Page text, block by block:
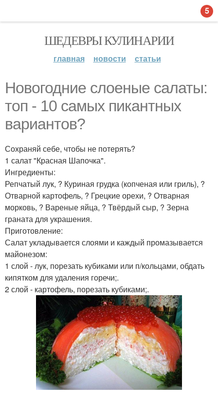
ШЕДЕВРЫ КУЛИНАРИИ
главная новости статьи
Новогодние слоеные салаты:
топ - 10 самых пикантных
вариантов?
Сохраняй себе, чтобы не потерять?
1 салат "Красная Шапочка".
Ингредиенты:
Репчатый лук, ? Куриная грудка (копченая или гриль), ?
Отварной картофель, ? Грецкие орехи, ? Отварная
морковь, ? Вареные яйца, ? Твёрдый сыр, ? Зерна
граната для украшения.
Приготовление:
Салат укладывается слоями и каждый промазывается
майонезом:
1 слой - лук, порезать кубиками или п/кольцами, обдать
кипятком для удаления горечи;.
2 слой - картофель, порезать кубиками;.
5